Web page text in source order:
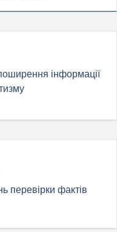
інформації
перевірки фактів